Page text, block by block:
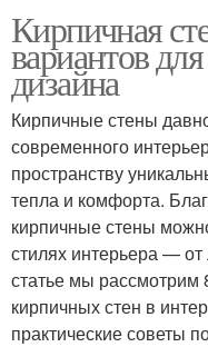
Кирпичная
вариантов
дизайна
Кирпичные стены
современного
пространству
тепла и комфорта.
кирпичные стены
стилях интерьера —
статье мы рассмотрим
кирпичных стен в
практические советы